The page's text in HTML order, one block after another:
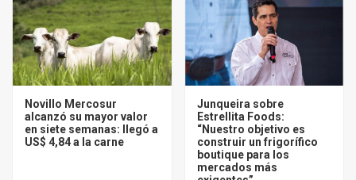
Novillo Mercosur
alcanzó su mayor valor
en siete semanas: llegó a
US$ 4,84 a la carne
Junqueira sobre
Estrellita Foods:
“Nuestro objetivo es
construir un frigorífico
boutique para los
mercados más